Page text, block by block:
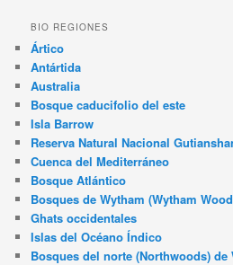
BIO REGIONES
Ártico
Antártida
Australia
Bosque caducifolio del este
Isla Barrow
Reserva Natural Nacional
Cuenca del Mediterráneo
Bosque Atlántico
Bosques de Wytham (Wytham
Ghats occidentales
Islas del Océano Índico
Bosques del norte (Northwoods) de